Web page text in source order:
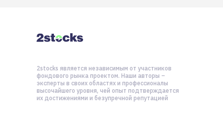
2stocks является независимым от участников
фондового рынка проектом. Наши авторы –
эксперты в своих областях и профессионалы
высочайшего уровня, чей опыт подтверждается
их достижениями и безупречной репутацией